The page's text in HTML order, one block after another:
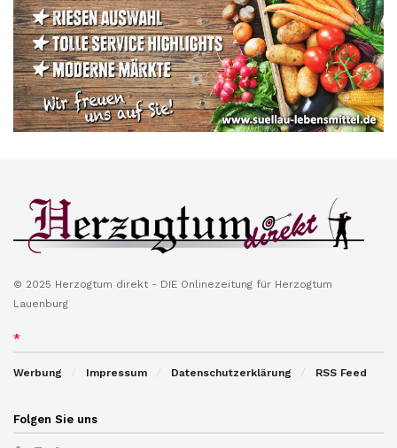
© 2025 Herzogtum direkt - DIE Onlinezeitung für Herzogtum
Lauenburg
*
Werbung Impressum Datenschutzerklärung RSS Feed
Folgen Sie uns